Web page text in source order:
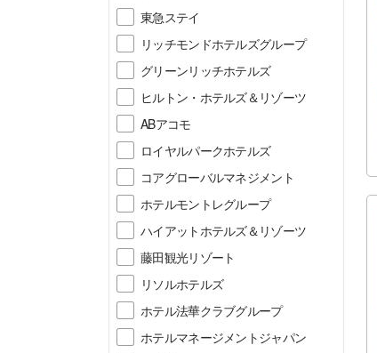
東急ステイ
リッチモンドホテルズグループ
グリーンリッチホテルズ
ヒルトン・ホテルズ＆リゾーツ
ABアコモ
ロイヤルパークホテルズ
コアグローバルマネジメント
ホテルモントレグループ
ハイアットホテルズ＆リゾーツ
藤田観光リゾート
リソルホテルズ
ホテル法華クラブグループ
ホテルマネージメントジャパン